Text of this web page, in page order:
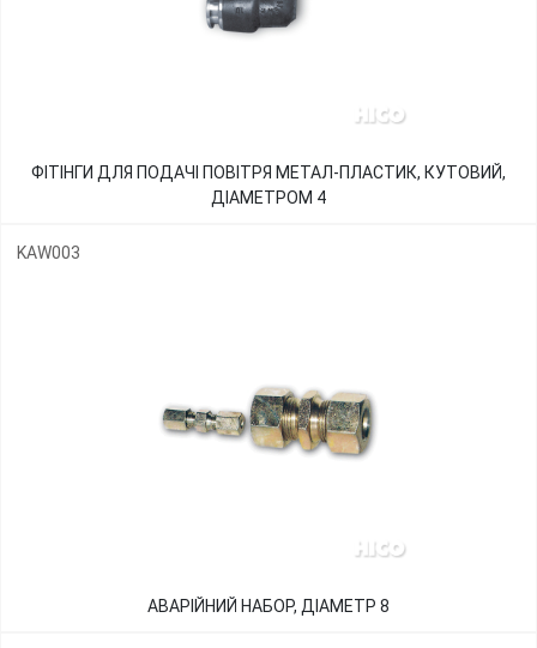
ФІТІНГИ ДЛЯ ПОДАЧІ ПОВІТРЯ МЕТАЛ-ПЛАСТИК, КУТОВИЙ,
ДІАМЕТРОМ 4
KAW003
АВАРІЙНИЙ НАБОР, ДІАМЕТР 8